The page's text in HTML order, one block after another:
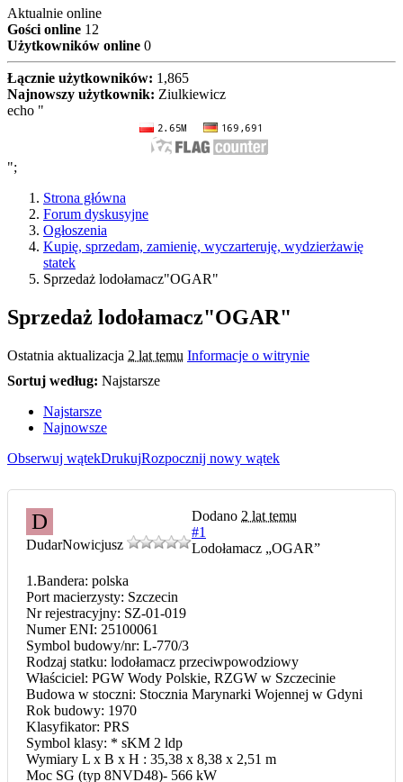
Aktualnie online
Gości online 12
Użytkowników online 0
Łącznie użytkowników: 1,865
Najnowszy użytkownik: Ziulkiewicz
echo "
";
Strona główna
Forum dyskusyjne
Ogłoszenia
Kupię, sprzedam, zamienię, wyczarteruję, wydzierżawię
statek
Sprzedaż lodołamacz"OGAR"
Sprzedaż lodołamacz"OGAR"
Ostatnia aktualizacja 2 lat temu Informacje o witrynie
Sortuj według: Najstarsze
Najstarsze
Najnowsze
Obserwuj wątekDrukujRozpocznij nowy wątek
D
DudarNowicjusz
Dodano 2 lat temu
#1
Lodołamacz „OGAR”
1.Bandera: polska
Port macierzysty: Szczecin
Nr rejestracyjny: SZ-01-019
Numer ENI: 25100061
Symbol budowy/nr: L-770/3
Rodzaj statku: lodołamacz przeciwpowodziowy
Właściciel: PGW Wody Polskie, RZGW w Szczecinie
Budowa w stoczni: Stocznia Marynarki Wojennej w Gdyni
Rok budowy: 1970
Klasyfikator: PRS
Symbol klasy: * sKM 2 ldp
Wymiary L x B x H : 35,38 x 8,38 x 2,51 m
Moc SG (typ 8NVD48)- 566 kW